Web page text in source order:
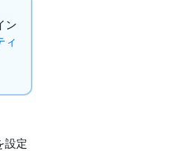
ン
ィ
設定